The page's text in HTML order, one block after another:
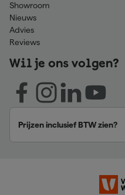
Showroom
Nieuws
Advies
Reviews
Wil je ons volgen?
Prijzen inclusief BTW zien?